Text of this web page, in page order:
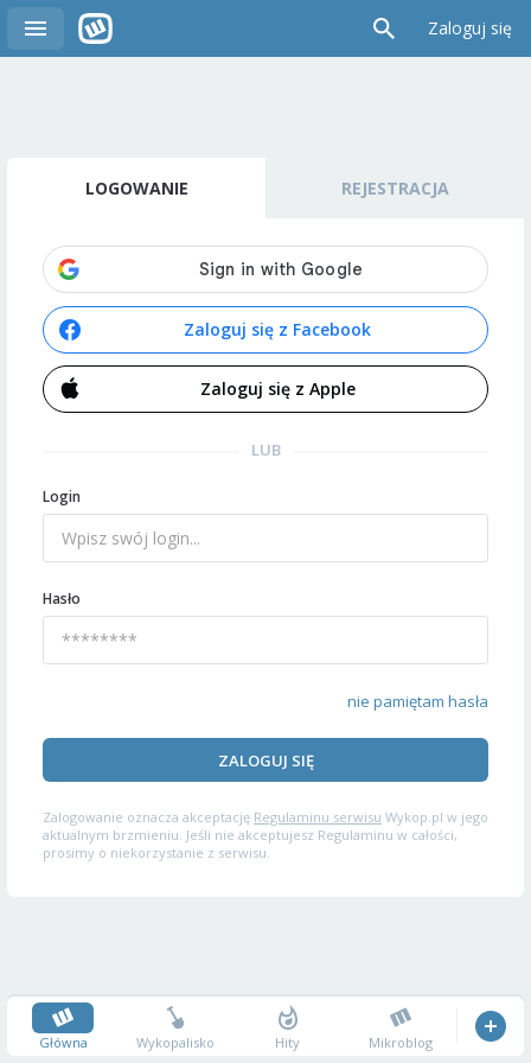
Zaloguj się
LOGOWANIE REJESTRACJA
Zaloguj się z Facebook
Zaloguj się z Apple
LUB
Login
Hasło
nie pamiętam hasła
ZALOGUJ SIĘ
Zalogowanie oznacza akceptację Regulaminu serwisu Wykop.pl w jego
aktualnym brzmieniu. Jeśli nie akceptujesz Regulaminu w całości,
prosimy o niekorzystanie z serwisu.
Główna Wykopalisko Hity Mikroblog